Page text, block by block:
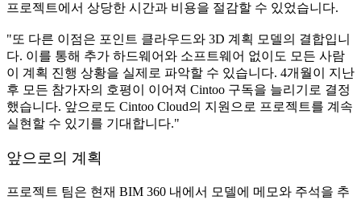
프로젝트에서 상당한 시간과 비용을 절감할 수 있었습니다.
"또 다른 이점은 포인트 클라우드와 3D 계획 모델의 결합입니
다. 이를 통해 추가 하드웨어와 소프트웨어 없이도 모든 사람
이 계획 진행 상황을 실제로 파악할 수 있습니다. 4개월이 지난
후 모든 참가자의 호평이 이어져 Cintoo 구독을 늘리기로 결정
했습니다. 앞으로도 Cintoo Cloud의 지원으로 프로젝트를 계속
실현할 수 있기를 기대합니다."
앞으로의 계획
프로젝트 팀은 현재 BIM 360 내에서 모델에 메모와 주석을 추